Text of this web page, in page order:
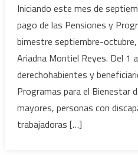
Iniciando este mes de
pago de las Pensiones y
bimestre septiembre-
Ariadna Montiel Reyes. Del 1
derechohabientes y
Programas para el Bienestar
mayores, personas con
trabajadoras […]